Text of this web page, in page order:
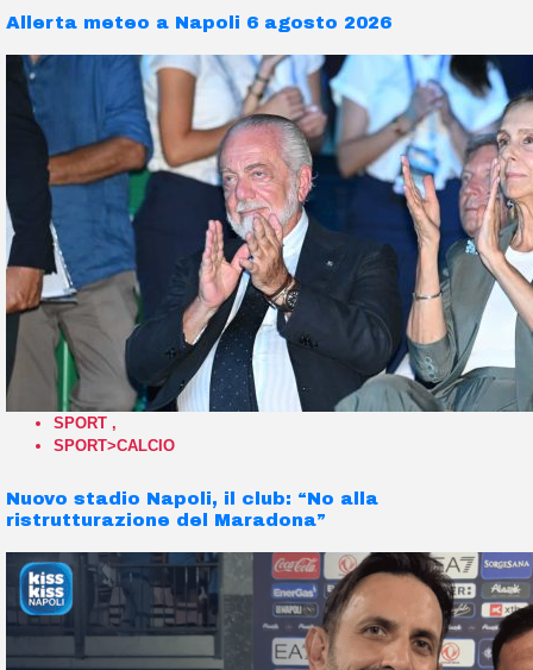
Allerta meteo a Napoli 6 agosto 2026
SPORT ,
SPORT>CALCIO
Nuovo stadio Napoli, il club: “No alla
ristrutturazione del Maradona”